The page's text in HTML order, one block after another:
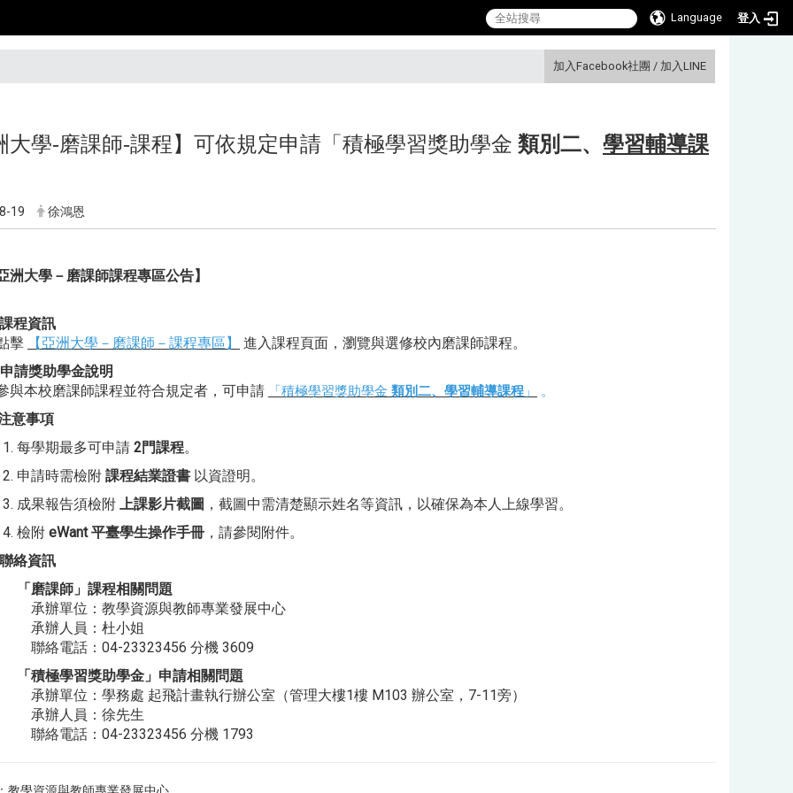
Language 登入
加入Facebook社團 / 加入LINE
大學-磨課師-課程 】可依規定申請「 積極學習獎助學金 類別二、 學習輔導課
19 徐鴻恩
亞洲大學－磨課師課程專區公告】
課程資訊
擊
【亞洲大學－磨課師－課程專區】
進入課程頁面，瀏覽與選修校內磨課師課程。
申請獎助學金說明
與本校磨課師課程並符合規定者，可申請 「 積極學習獎助學金 類別二、 學習輔導課程 」 。
意事項
每學期最多可申請 2門課程。
申請時需檢附 課程結業證書 以資證明。
成果報告須檢附 上課影片截圖 ，截圖中需清楚顯示姓名等資訊，以確保為本人上線學習。
檢附 eWant 平臺學生操作手冊 ，請參閱附件。
聯絡資訊
「磨課師 」 課程相關問題
承辦單位：教學資源與教師專業發展中心
承辦人員：杜小姐
聯絡電話：04-23323456 分機 3609
「積極學習獎助學金」 申請相關問題
承辦單位：學務處 起飛計畫執行辦公室（管理大樓1樓 M103 辦公室，7-11旁）
承辦人員：徐先生
聯絡電話：04-23323456 分機 1793